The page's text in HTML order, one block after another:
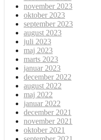
november 2023
oktober 2023
september 2023
august 2023
juli 2023
maj 2023
marts 2023
januar 2023
december 2022
august 2022
maj 2022
januar 2022
december 2021
november 2021
oktober 2021